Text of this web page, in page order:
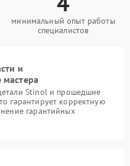
минимальный опыт работы
специалистов
и
Stinol и прошедшие
гарантирует корректную
гарантийных